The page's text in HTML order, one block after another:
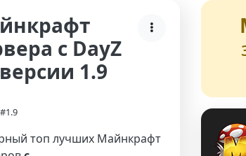
с DayZ
1.9
топ лучших Майнкрафт